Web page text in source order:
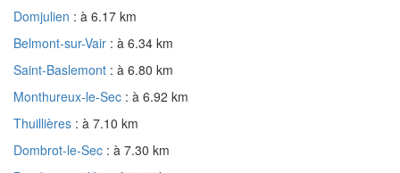
Domjulien : à 6.17 km
Belmont-sur-Vair : à 6.34 km
Saint-Baslemont : à 6.80 km
Monthureux-le-Sec : à 6.92 km
Thuillières : à 7.10 km
Dombrot-le-Sec : à 7.30 km